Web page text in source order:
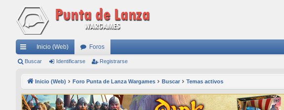
nl
rá
Inicio (Web) Foros
Buscar Identificarse Registrarse
Inicio (Web) Foro Punta de Lanza Wargames Buscar Temas activos